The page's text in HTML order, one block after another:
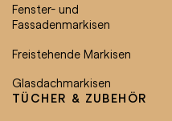
Fenster- und
Fassadenmarkisen
Freistehende Markisen
Glasdachmarkisen
TÜCHER & ZUBEHÖR